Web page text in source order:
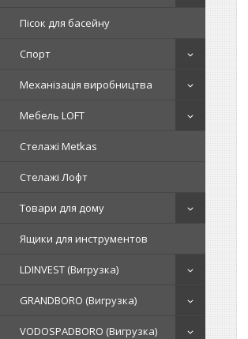
Пісок для басейну
Спорт
Механізація виробництва
Мебель LOFT
Стелажі Metkas
Стелажі Лофт
Товари для дому
Ящики для инструментов
LDINVEST (Вигрузка)
GRANDBORO (Вигрузка)
VODOSPADBORO (Вигрузка)